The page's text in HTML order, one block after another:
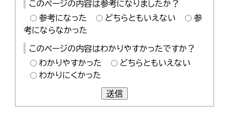
このページの内容は参考になりましたか？
参考になった
どちらともいえない
参
考にならなかった
このページの内容はわかりやすかったですか？
わかりやすかった
どちらともいえない
わかりにくかった
送信